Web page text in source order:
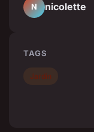
N nicolette
TAGS
Jardin